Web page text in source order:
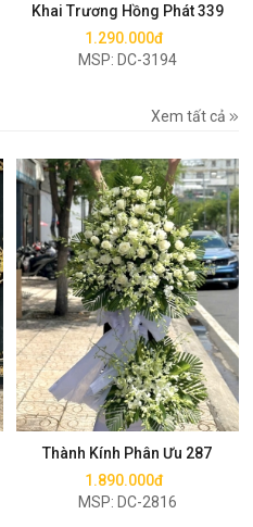
Khai Trương Hồng Phát 339
1.290.000đ
MSP: DC-3194
Xem tất cả
Thành Kính Phân Ưu 287
1.890.000đ
MSP: DC-2816
Mua ngay